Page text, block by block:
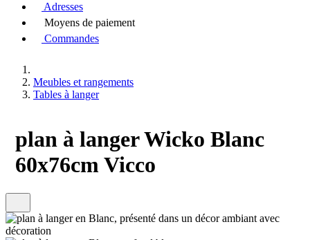
Adresses
Moyens de paiement
Commandes
Meubles et rangements
Tables à langer
plan à langer Wicko Blanc
60x76cm Vicco